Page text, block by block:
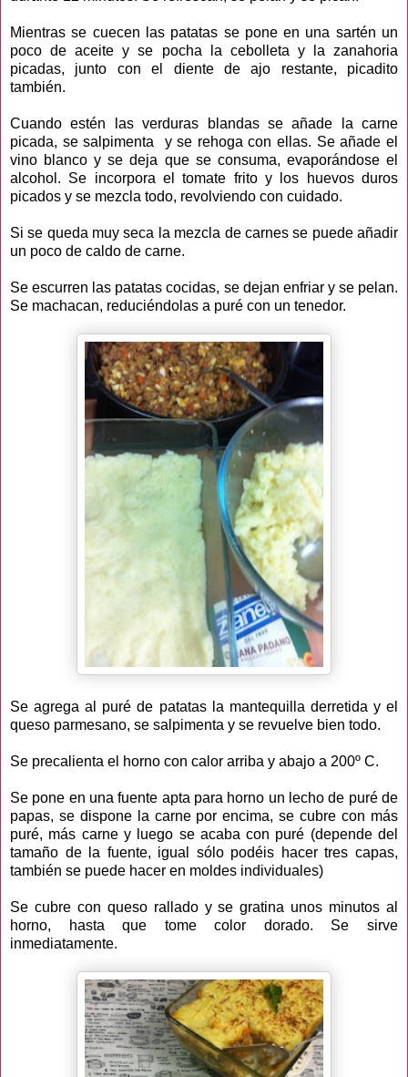
Mientras se cuecen las patatas se pone en una sartén un
poco de aceite y se pocha la cebolleta y la zanahoria
picadas, junto con el diente de ajo restante, picadito
también.
Cuando estén las verduras blandas se añade la carne
picada, se salpimenta y se rehoga con ellas. Se añade el
vino blanco y se deja que se consuma, evaporándose el
alcohol. Se incorpora el tomate frito y los huevos duros
picados y se mezcla todo, revolviendo con cuidado.
Si se queda muy seca la mezcla de carnes se puede añadir
un poco de caldo de carne.
Se escurren las patatas cocidas, se dejan enfriar y se pelan.
Se machacan, reduciéndolas a puré con un tenedor.
Se agrega al puré de patatas la mantequilla derretida y el
queso parmesano, se salpimenta y se revuelve bien todo.
Se precalienta el horno con calor arriba y abajo a 200º C.
Se pone en una fuente apta para horno un lecho de puré de
papas, se dispone la carne por encima, se cubre con más
puré, más carne y luego se acaba con puré (depende del
tamaño de la fuente, igual sólo podéis hacer tres capas,
también se puede hacer en moldes individuales)
Se cubre con queso rallado y se gratina unos minutos al
horno, hasta que tome color dorado. Se sirve
inmediatamente.